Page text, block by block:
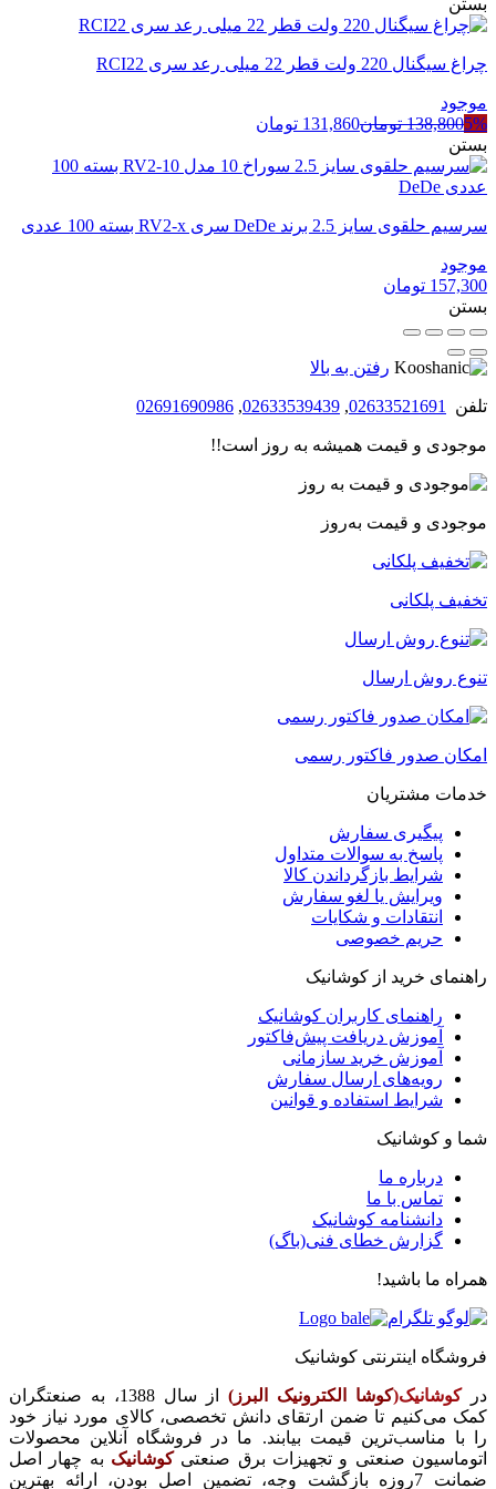
چراغ سیگنال 220 ولت قطر 22 میلی رعد سری RCI22
موجود
5%
138,800 تومان131,860 تومان
بستن
سرسیم حلقوی سایز 2.5 برند DeDe سری RV2-x بسته 100 عددی
موجود
157,300 تومان
بستن
رفتن به بالا
تلفن 02633521691
,
02633539439
,
02691690986
موجودی و قیمت همیشه به روز است!!
موجودی و قیمت به‌روز
تخفیف پلکانی
تنوع روش ارسال
امکان صدور فاکتور رسمی
خدمات مشتریان
پیگیری سفارش
پاسخ به سوالات متداول
شرایط بازگرداندن کالا
ویرایش یا لغو سفارش
انتقادات و شکایات
حریم خصوصی
راهنمای خرید از کوشانیک
راهنمای کاربران کوشانیک
آموزش دریافت پیش‌فاکتور
آموزش خرید سازمانی
رویه‌های ارسال سفارش
شرایط استفاده و قوانین
شما و کوشانیک
درباره ما
تماس با ما
دانشنامه کوشانیک
گزارش خطای فنی(باگ)
همراه ما باشید!
فروشگاه اینترنتی کوشانیک
در کوشانیک(کوشا الکترونیک البرز)
از سال 1388، به صنعتگران
کمک می‌کنیم تا ضمن ارتقای دانش تخصصی، کالای مورد نیاز خود
را با مناسب‌ترین قیمت بیابند. ما در فروشگاه آنلاین محصولات
اتوماسیون صنعتی و تجهیزات برق صنعتی کوشانیک به چهار اصل
ضمانت 7روزه بازگشت وجه، تضمین اصل بودن، ارائه بهترین